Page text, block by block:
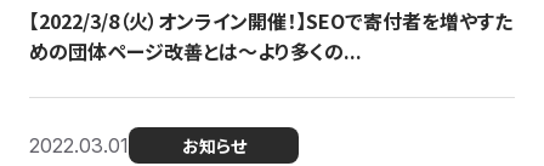
【2022/3/8（火）オンライン開催！】SEOで寄付者を増やすた
めの団体ページ改善とは～より多くの...
2022.03.01 お知らせ